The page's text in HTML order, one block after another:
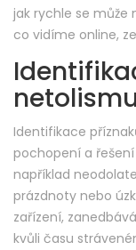
jak rychle se může
co vidíme online,
Identifikace
pochopení a
například
prázdnoty nebo
zařízení,
kvůli času